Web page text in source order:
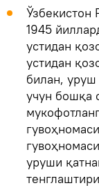
Ўзбекистон
1945
устидан
устидан
билан, уруш
учун бошқа
уруши